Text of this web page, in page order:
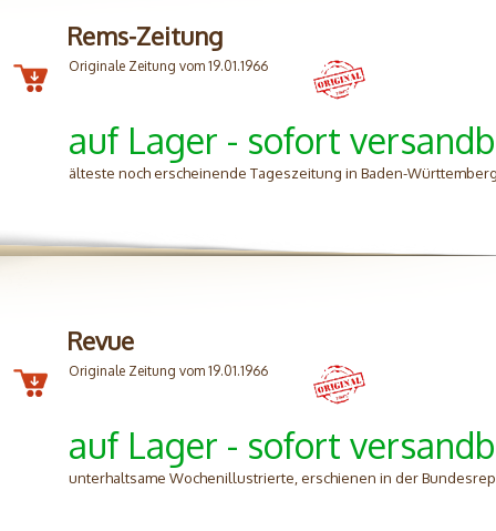
Rems-Zeitung
Originale Zeitung vom 19.01.1966
auf Lager - sofort
älteste noch erscheinende Tageszeitung in Baden-
Revue
Originale Zeitung vom 19.01.1966
auf Lager - sofort
unterhaltsame Wochenillustrierte, erschienen in der